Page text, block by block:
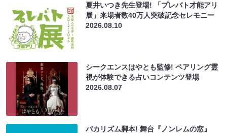
夏井いつき先生登場! 「プレバト才能アリ
展」来場者数40万人突破記念セレモニー
2026.08.10
シークエンスはやとも監修! ペアリング霊
視が体験できる占いコンテンツ登場
2026.08.07
バカリズム脚本! 舞台『ノンレムの窓』